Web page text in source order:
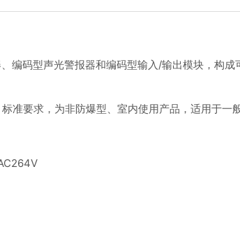
码型声光警报器和编码型输入/输出模块，构
要求，为非防爆型、室内使用产品，适用于一